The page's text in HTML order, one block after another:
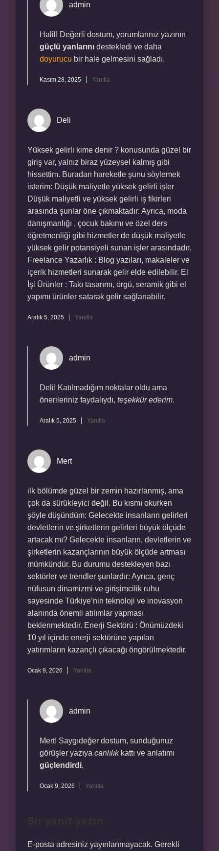
admin
Halil! Değerli dostum, yorumlarınız yazının
güçlü yanlarını destekledi ve daha
doyurucu bir hale gelmesini sağladı.
Kasım 28, 2025 Yanıtla
Deli
Yüksek gelirli kime denir ? konusunda güzel bir
giriş var, yalnız biraz yüzeysel kalmış gibi
hissettim. Buradan hareketle şunu söylemek
isterim: Düşük maliyetle yüksek gelirli işler
Düşük maliyetli ve yüksek gelirli iş fikirleri
arasında şunlar öne çıkmaktadır: Ayrıca, moda
danışmanlığı , çocuk bakımı ve özel ders
öğretmenliği gibi hizmetler de düşük maliyetle
yüksek gelir potansiyeli sunan işler arasındadır.
Freelance Yazarlık : Blog yazıları, makaleler ve
içerik hizmetleri sunarak gelir elde edilebilir. El
İşi Ürünler : Takı tasarımı, örgü, seramik gibi el
yapımı ürünler satarak gelir sağlanabilir.
Aralık 5, 2025 Yanıtla
admin
Deli! Katılmadığım noktalar oldu ama
önerileriniz faydalıydı, teşekkür ederim.
Aralık 5, 2025 Yanıtla
Mert
ilk bölümde güzel bir zemin hazırlanmış, ama
çok da sürükleyici değil. Bu kısmı okurken
şöyle düşündüm: Gelecekte insanların gelirleri
devletlerin ve şirketlerin gelirleri büyük ölçüde
artacak mı? Gelecekte insanların, devletlerin ve
şirketlerin kazançlarının büyük ölçüde artması
mümkündür. Bu durumu destekleyen bazı
sektörler ve trendler şunlardır: Ayrıca, genç
nüfusun dinamizmi ve girişimcilik ruhu
sayesinde Türkiye’nin teknoloji ve inovasyon
alanında önemli atılımlar yapması
beklenmektedir. Enerji Sektörü : Önümüzdeki
10 yıl içinde enerji sektörüne yapılan
yatırımların kazançlı çıkacağı öngörülmektedir.
Ocak 9, 2026 Yanıtla
admin
Mert! Saygıdeğer dostum, sunduğunuz
görüşler yazıya canlılıkkattı ve anlatımı
güçlendirdi.
Ocak 9, 2026 Yanıtla
E-posta adresiniz yayınlanmayacak. Gerekli